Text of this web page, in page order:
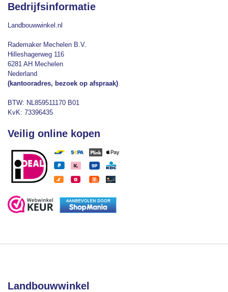
Bedrijfsinformatie
Landbouwwinkel.nl
Rademaker Mechelen B.V.
Hilleshagerweg 116
6281 AH Mechelen
Nederland
(kantooradres, bezoek op afspraak)
BTW: NL859511170 B01
KvK: 73396435
Veilig online kopen
Landbouwwinkel